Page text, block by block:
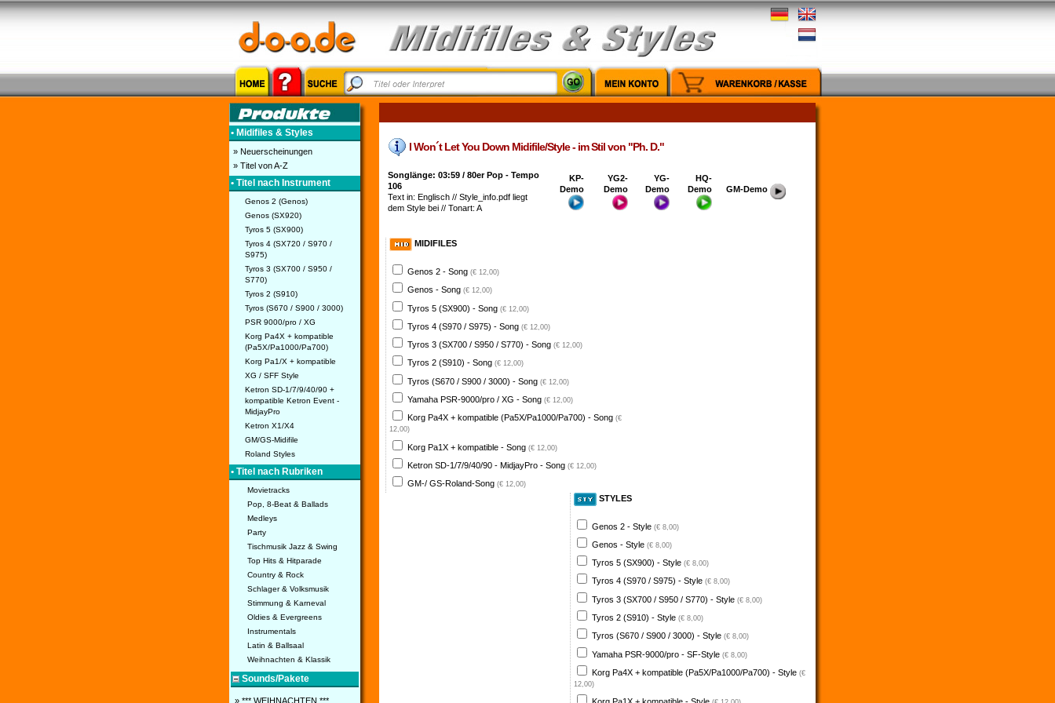
• Midifiles & Styles
» Neuerscheinungen
» Titel von A-Z
• Titel nach Instrument
Genos 2 (Genos)
Genos (SX920)
Tyros 5 (SX900)
Tyros 4 (SX720 / S970 /
S975)
Tyros 3 (SX700 / S950 /
S770)
Tyros 2 (S910)
Tyros (S670 / S900 / 3000)
PSR 9000/pro / XG
Korg Pa4X + kompatible
(Pa5X/Pa1000/Pa700)
Korg Pa1/X + kompatible
XG / SFF Style
Ketron SD-1/7/9/40/90 +
kompatible Ketron Event -
MidjayPro
Ketron X1/X4
GM/GS-Midifile
Roland Styles
• Titel nach Rubriken
Movietracks
Pop, 8-Beat & Ballads
Medleys
Party
Tischmusik Jazz & Swing
Top Hits & Hitparade
Country & Rock
Schlager & Volksmusik
Stimmung & Karneval
Oldies & Evergreens
Instrumentals
Latin & Ballsaal
Weihnachten & Klassik
Sounds/Pakete
» *** WEIHNACHTEN ***
I Won´t Let You Down Midifile/Style - im Stil von "Ph. D."
Songlänge: 03:59 / 80er Pop - Tempo
106
Text in: Englisch // Style_info.pdf liegt
dem Style bei // Tonart: A
KP-
Demo
YG2-
Demo
YG-
Demo
HQ-
Demo
GM-Demo
MIDIFILES
Genos 2 - Song (€ 12,00)
Genos - Song (€ 12,00)
Tyros 5 (SX900) - Song (€ 12,00)
Tyros 4 (S970 / S975) - Song (€ 12,00)
Tyros 3 (SX700 / S950 / S770) - Song (€ 12,00)
Tyros 2 (S910) - Song (€ 12,00)
Tyros (S670 / S900 / 3000) - Song (€ 12,00)
Yamaha PSR-9000/pro / XG - Song (€ 12,00)
Korg Pa4X + kompatible (Pa5X/Pa1000/Pa700) - Song (€
12,00)
Korg Pa1X + kompatible - Song (€ 12,00)
Ketron SD-1/7/9/40/90 - MidjayPro - Song (€ 12,00)
GM-/ GS-Roland-Song (€ 12,00)
STYLES
Genos 2 - Style (€ 8,00)
Genos - Style (€ 8,00)
Tyros 5 (SX900) - Style (€ 8,00)
Tyros 4 (S970 / S975) - Style (€ 8,00)
Tyros 3 (SX700 / S950 / S770) - Style (€ 8,00)
Tyros 2 (S910) - Style (€ 8,00)
Tyros (S670 / S900 / 3000) - Style (€ 8,00)
Yamaha PSR-9000/pro - SF-Style (€ 8,00)
Korg Pa4X + kompatible (Pa5X/Pa1000/Pa700) - Style (€
12,00)